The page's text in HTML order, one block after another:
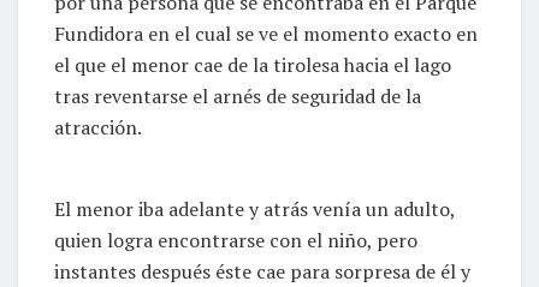
Fundidora en el cual se ve el momento exacto en
el que el menor cae de la tirolesa hacia el lago
tras reventarse el arnés de seguridad de la
atracción.
El menor iba adelante y atrás venía un adulto,
quien logra encontrarse con el niño, pero
instantes después éste cae para sorpresa de él y